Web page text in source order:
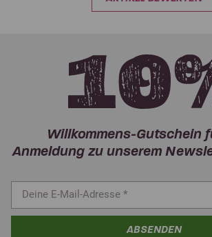
Willkommens-Gutschein
Anmeldung zu unserem
ABSENDEN